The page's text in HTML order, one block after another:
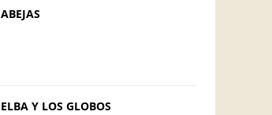
ABEJAS
ELBA Y LOS GLOBOS